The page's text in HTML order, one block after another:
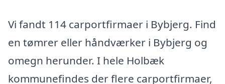
Vi fandt 114 carportfirmaer i Bybjerg. Find
en tømrer eller håndværker i Bybjerg og
omegn herunder. I hele Holbæk
kommunefindes der flere carportfirmaer,